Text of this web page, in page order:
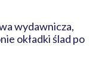
wydawnicza,
okładki ślad po